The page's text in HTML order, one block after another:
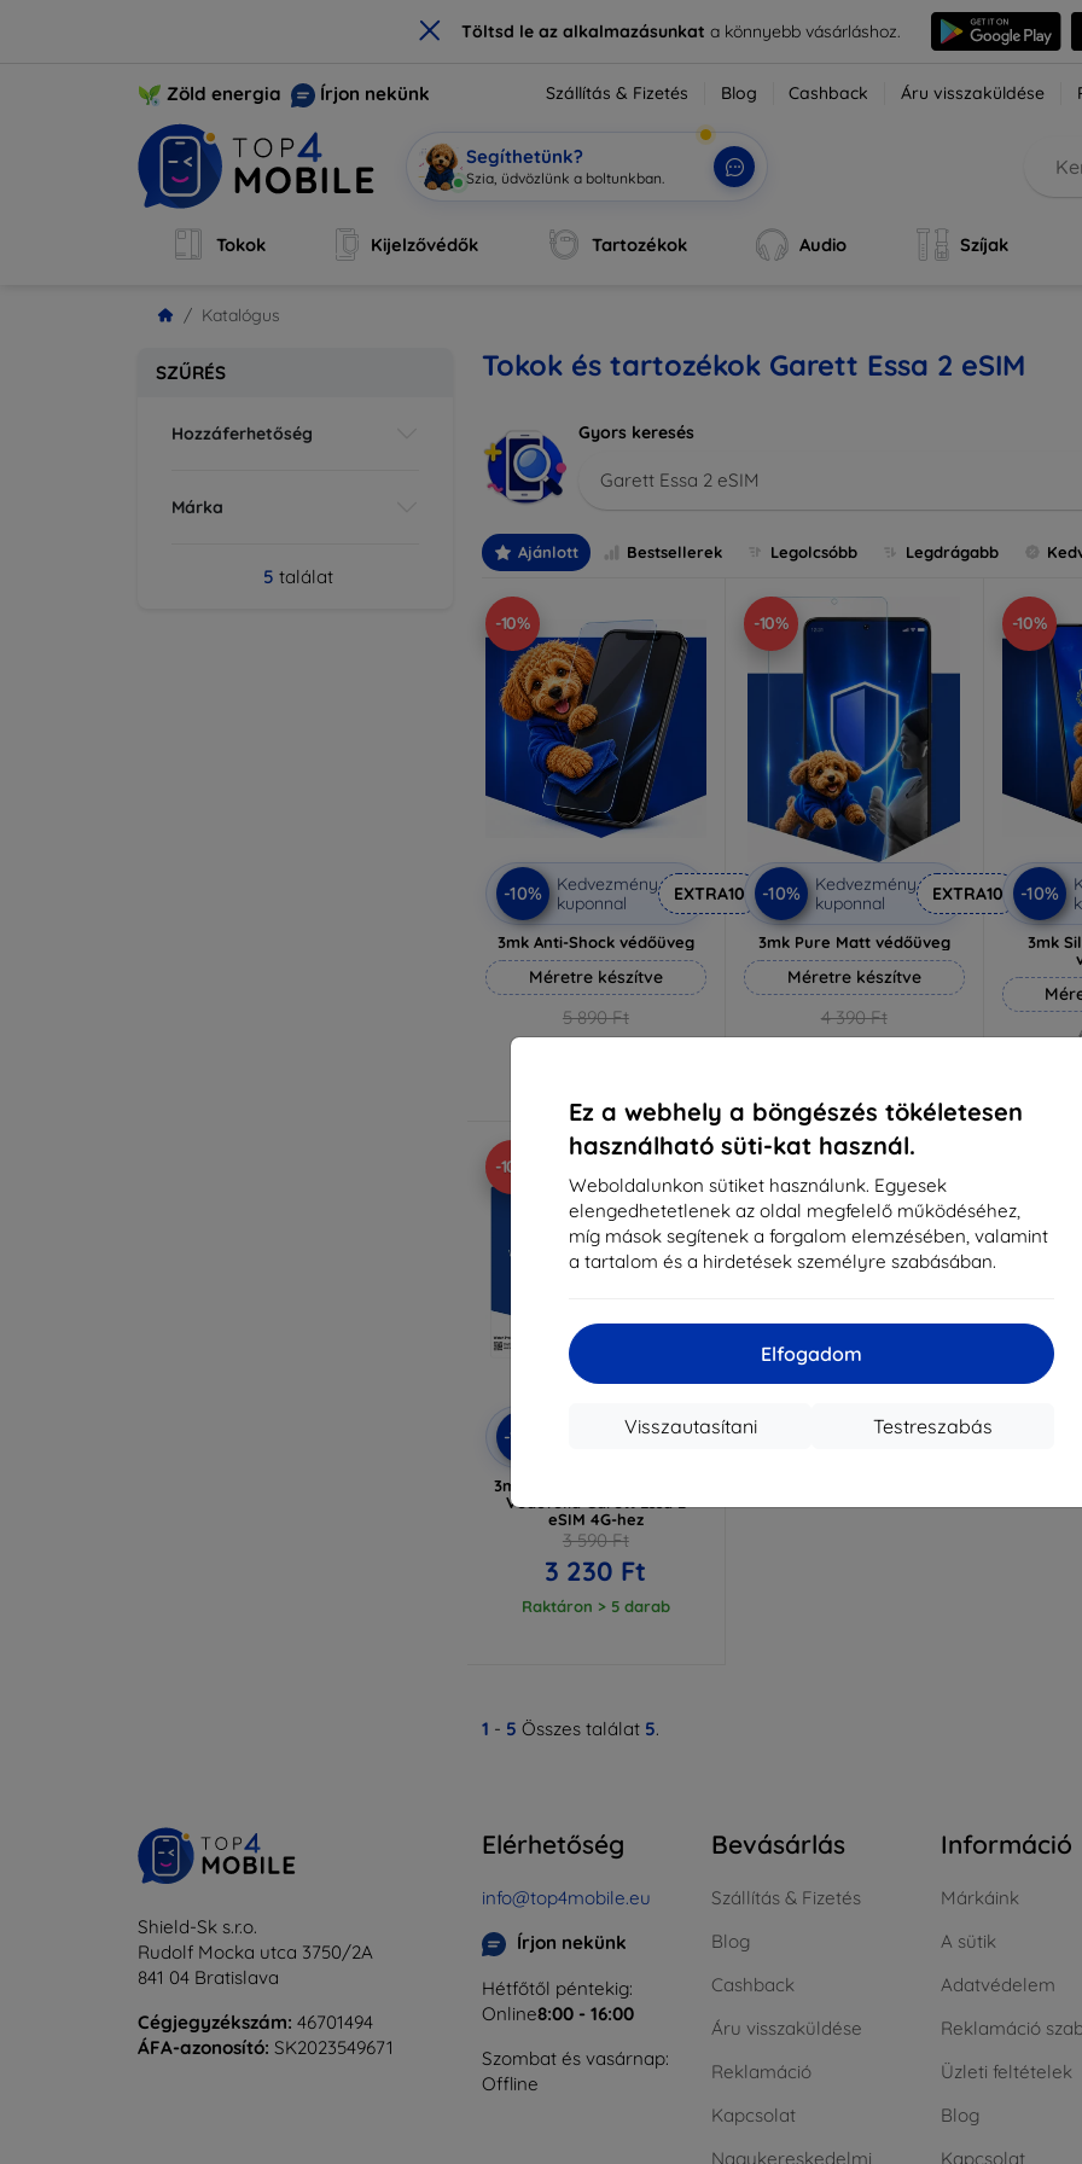
× Töltsd le az alkalmazásunkata könnyebb vásárláshoz.
Ez a webhely a böngészés tökéletesen
használható süti-kat használ.
Weboldalunkon sütiket használunk. Egyesek
elengedhetetlenek az oldal megfelelő működéséhez,
míg mások segítenek a forgalom elemzésében, valamint
a tartalom és a hirdetések személyre szabásában.
Elfogadom
Testreszabás
Visszautasítani
Zöld energia Írjon nekünk Szállítás & Fizetés Blog Cashback Áru visszaküldése
Segíthetünk?
|
Tokok Kijelzővédők Tartozékok Audio Szíjak
Katalógus
SZŰRÉS
Hozzáferhetőség
Márka
5 találat
Tokok és tartozékok Garett Essa 2 eSIM
Gyors keresés
Garett Essa 2 eSIM
Ajánlott Bestsellerek Legolcsóbb Legdrágabb
-10%
-10%
Kedvezmény
kuponnal
EXTRA10
3mk Anti-Shock védőüveg
Méretre készítve
5 890 Ft
5 301 Ft
-10%
-10%
Kedvezmény
kuponnal
EXTRA10
3mk Pure Matt védőüveg
Méretre készítve
4 390 Ft
3 951 Ft
-10%
-10%
3mk
-10%
-10%
Kedvezmény
EXTRA10
3mk Watch Protection ARC
Védőfólia Garett Essa 2
eSIM 4G-hez
3 590 Ft
3 230 Ft
Raktáron > 5 darab
1 - 5 Összes találat 5.
Shield-Sk s.r.o.
Rudolf Mocka utca 3750/2A
841 04 Bratislava
Cégjegyzékszám: 46701494
ÁFA-azonosító: SK2023549671
Elérhetőség
info@top4mobile.eu
Írjon nekünk
Hétfőtől péntekig:
Online8:00 - 16:00
Szombat és vasárnap:
Offline
Bevásárlás
Szállítás & Fizetés
Blog
Cashback
Áru visszaküldése
Reklamáció
Kapcsolat
Nagykereskedelmi
Információ
Márkáink
A sütik
Adatvédelem
Reklamáció
Üzleti feltételek
Blog
Kapcsolat